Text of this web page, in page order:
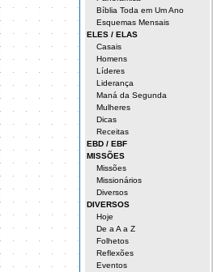
Bíblia Toda em Um Ano
Esquemas Mensais
ELES / ELAS
Casais
Homens
Líderes
Liderança
Maná da Segunda
Mulheres
Dicas
Receitas
EBD / EBF
MISSÕES
Missões
Missionários
Diversos
DIVERSOS
Hoje
De a A a Z
Folhetos
Reflexões
Eventos